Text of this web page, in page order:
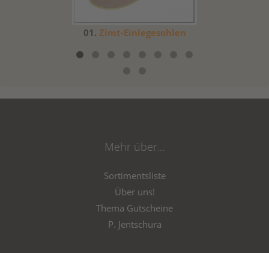
Zimt-Einlegesohlen
Mehr über...
Sortimentsliste
Über uns!
Thema Gutscheine
P. Jentschura